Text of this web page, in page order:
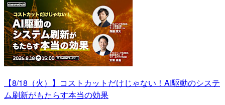
【8/18（火）】コストカットだけじゃない！AI駆動のシステ
ム刷新がもたらす本当の効果